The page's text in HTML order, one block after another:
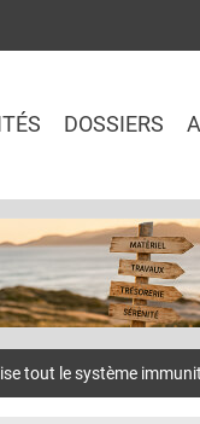
DOSSIERS
tout le système